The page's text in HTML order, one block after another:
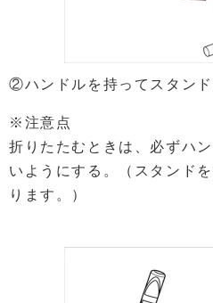
②ハンドルを持ってスタンド
※注意点
折りたたむときは、必ずハ
いようにする。（スタンド
ります。）